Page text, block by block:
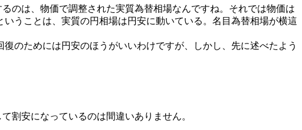
のは、物価で調整された実質為替相場なんですね。それでは物価は
うことは、実質の円相場は円安に動いている。名目為替相場が横這
のためには円安のほうがいいわけですが、しかし、先に述べたよう
割安になっているのは間違いありません。